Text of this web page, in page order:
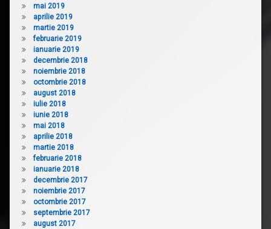
mai 2019
aprilie 2019
martie 2019
februarie 2019
ianuarie 2019
decembrie 2018
noiembrie 2018
octombrie 2018
august 2018
iulie 2018
iunie 2018
mai 2018
aprilie 2018
martie 2018
februarie 2018
ianuarie 2018
decembrie 2017
noiembrie 2017
octombrie 2017
septembrie 2017
august 2017